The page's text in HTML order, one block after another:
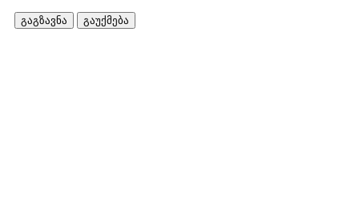
გაგზავნა გაუქმება